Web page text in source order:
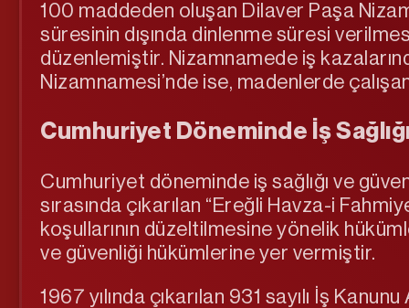
100 maddeden oluşan Dilaver Paşa
süresinin dışında dinlenme süresi
düzenlemiştir. Nizamnamede iş
Nizamnamesi’nde ise, madenlerde
Cumhuriyet Döneminde İş
Cumhuriyet döneminde iş sağlığı ve
sırasında çıkarılan “Ereğli Havza-i
koşullarının düzeltilmesine yönelik
ve güvenliği hükümlerine yer vermiştir.
1967 yılında çıkarılan 931 sayılı İş